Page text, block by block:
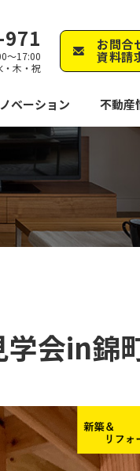
会in錦
～17:00
・木・祝
お問合
資料請
ベーション 不動産